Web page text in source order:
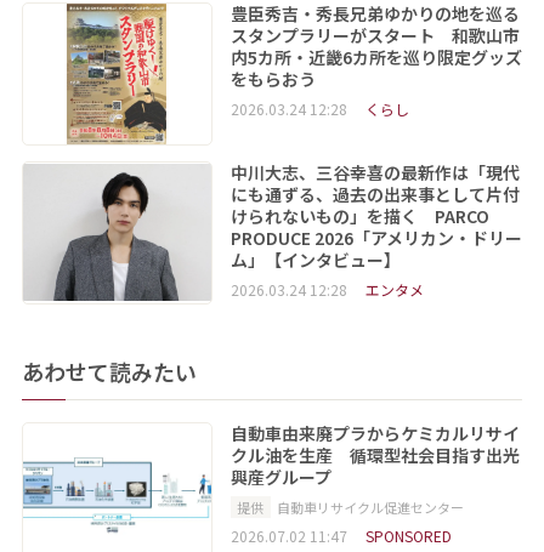
豊臣秀吉・秀長兄弟ゆかりの地を巡る
スタンプラリーがスタート 和歌山市
内5カ所・近畿6カ所を巡り限定グッズ
をもらおう
2026.03.24 12:28 くらし
中川大志、三谷幸喜の最新作は「現代
にも通ずる、過去の出来事として片付
けられないもの」を描く PARCO
PRODUCE 2026「アメリカン・ドリー
ム」【インタビュー】
2026.03.24 12:28 エンタメ
あわせて読みたい
自動車由来廃プラからケミカルリサイ
クル油を生産 循環型社会目指す出光
興産グループ
提供 自動車リサイクル促進センター
2026.07.02 11:47 SPONSORED